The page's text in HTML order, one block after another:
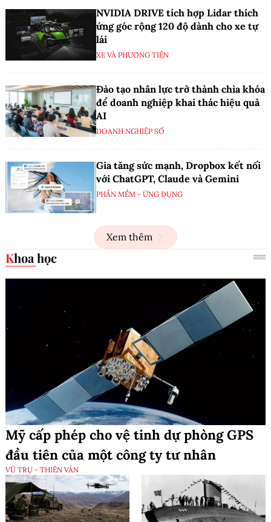
NVIDIA DRIVE tích hợp Lidar thích
ứng góc rộng 120 độ dành cho xe tự
lái
XE VÀ PHƯƠNG TIỆN
Đào tạo nhân lực trở thành chìa khóa
để doanh nghiệp khai thác hiệu quả
AI
DOANH NGHIỆP SỐ
Gia tăng sức mạnh, Dropbox kết nối
với ChatGPT, Claude và Gemini
PHẦN MỀM - ỨNG DỤNG
Xem thêm
Khoa học
Mỹ cấp phép cho vệ tinh dự phòng GPS
đầu tiên của một công ty tư nhân
VŨ TRỤ - THIÊN VĂN